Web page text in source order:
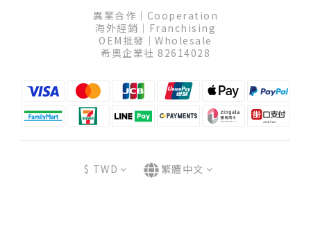
異業合作│Cooperation
海外經銷│Franchising
OEM批發│Wholesale
希奧企業社 82614028
$ TWD 繁體中文